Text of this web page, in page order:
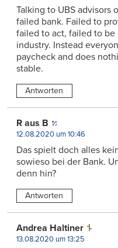
Talking to UBS advisors
failed bank. Failed to
failed to act, failed to
industry. Instead
paycheck and does
stable.
Antworten
R aus B
12.08.2020 um 10:46
Das spielt doch alles
sowieso bei der Bank.
denn hin?
Antworten
Andrea Haltiner
13.08.2020 um 13:25